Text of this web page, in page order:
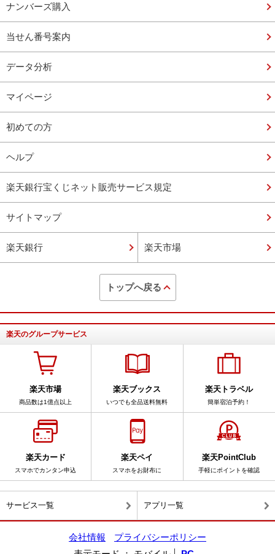
ナンバーズ購入
当せん番号案内
データ分析
マイページ
初めての方
ヘルプ
楽天銀行宝くじネット販売サービス規定
サイトマップ
楽天銀行 楽天市場
トップへ戻る
楽天のグループサービス
楽天市場
商品数は1億点以上
楽天ブックス
いつでも全品送料無料
楽天トラベル
簡単宿泊予約！
楽天カード
スマホでカンタン申込
楽天ペイ
スマホをお財布に
楽天PointClub
手軽にポイントを確認
サービス一覧 アプリ一覧
会社情報
プライバシーポリシー